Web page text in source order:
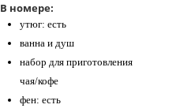
В номере:
утюг: есть
ванна и душ
набор для приготовления
чая/кофе
фен: есть